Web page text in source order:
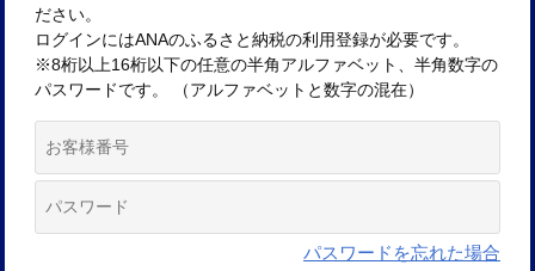
ださい。
ログインにはANAのふるさと納税の利用登録が必要です。
※8桁以上16桁以下の任意の半角アルファベット、半角数字の
パスワードです。 （アルファベットと数字の混在）
パスワードを忘れた場合